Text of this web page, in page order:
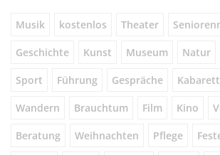
Musik kostenlos Theater
Geschichte Kunst Museum Natur
Sport Führung Gespräche Kabarett
Wandern Brauchtum Film Kino
Beratung Weihnachten Pflege